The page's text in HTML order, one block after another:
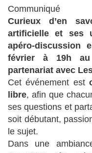
Communiqué
Curieux d’en
artificielle et ses
apéro-discussion
février à 19h
partenariat avec
Cet événement est
libre, afin que
ses questions et
soit débutant,
le sujet.
Dans une